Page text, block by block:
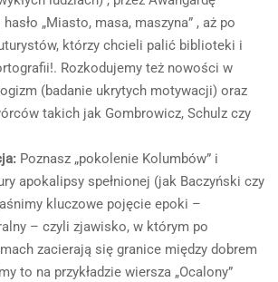
„Miasto, masa, maszyna” , aż po
którzy chcieli palić biblioteki i
Rozkodujemy też nowości w
(badanie ukrytych motywacji) oraz
takich jak Gombrowicz, Schulz czy
Poznasz „pokolenie Kolumbów” i
apokalipsy spełnionej (jak Baczyński czy
kluczowe pojęcie epoki –
– czyli zjawisko, w którym po
zacierają się granice między dobrem
to na przykładzie wiersza „Ocalony”